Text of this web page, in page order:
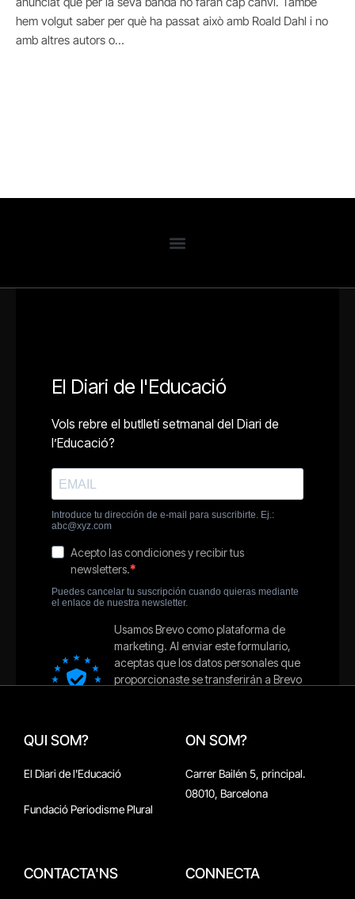
hem volgut saber per què ha passat això amb Roald Dahl i no
amb altres autors o…
QUI SOM?
El Diari de l'Educació
Fundació Periodisme Plural
ON SOM?
Carrer Bailén 5, principal.
08010, Barcelona
CONTACTA'NS CONNECTA